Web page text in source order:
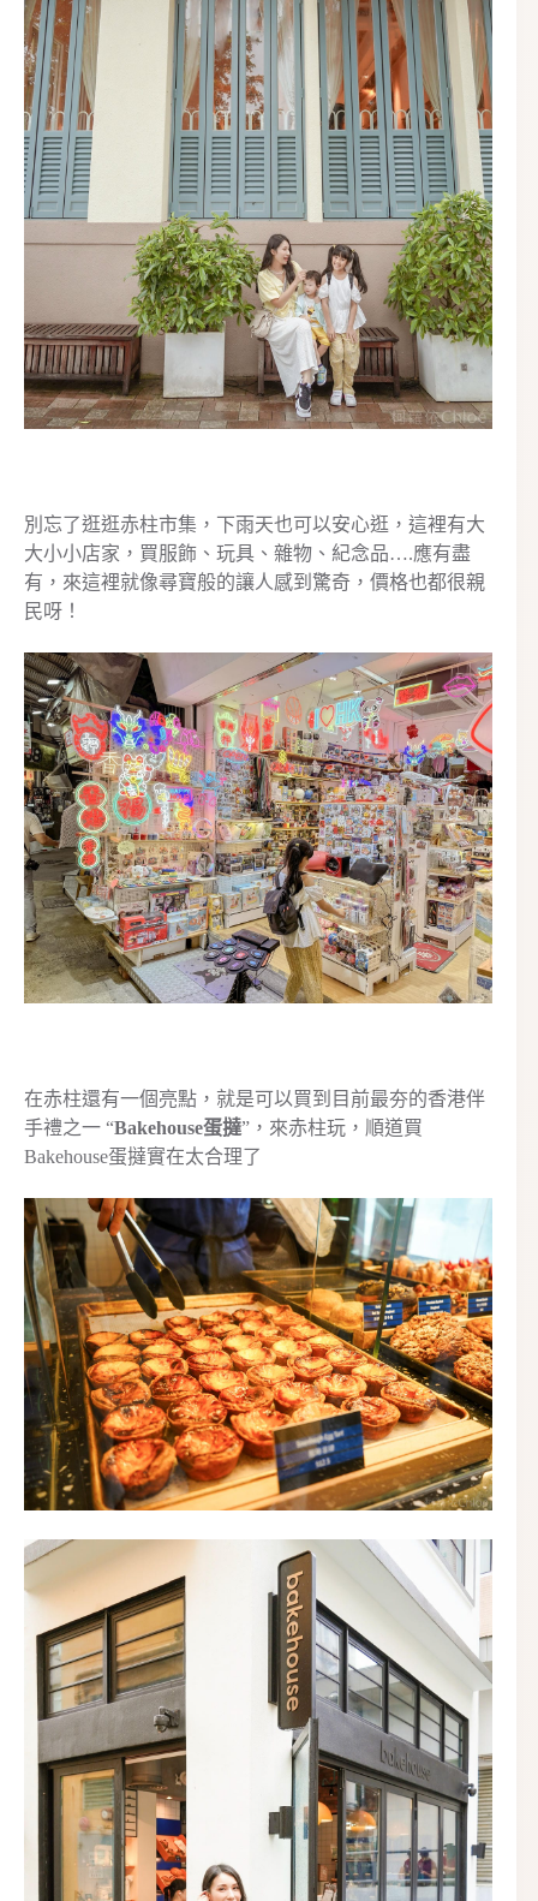
別忘了逛逛赤柱市集，下雨天也可以安心逛，這裡有大
大小小店家，買服飾、玩具、雜物、紀念品….應有盡
有，來這裡就像尋寶般的讓人感到驚奇，價格也都很親
民呀！
在赤柱還有一個亮點，就是可以買到目前最夯的香港伴
手禮之一 “Bakehouse蛋撻”，來赤柱玩，順道買
Bakehouse蛋撻實在太合理了